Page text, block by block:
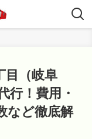
目（岐阜
行！費用・
など徹底解